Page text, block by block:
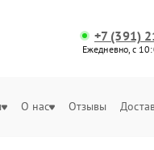
+7 (391)
Ежедневно, с
О нас Отзывы